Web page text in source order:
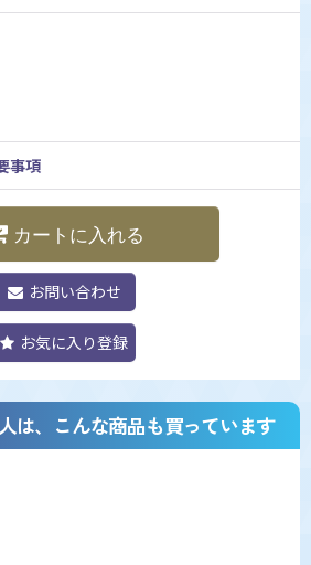
事項
カートに入れる
お問い合わせ
お気に入り登録
は、こんな商品も買っています